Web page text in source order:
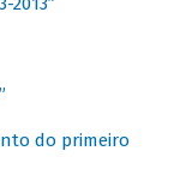
do primeiro